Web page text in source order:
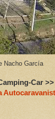
Nacho García
Car